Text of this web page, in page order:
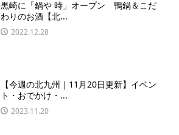
黒崎に「鍋や 時」オープン 鴨鍋＆こだ
わりのお酒【北...
2022.12.28
【今週の北九州｜11月20日更新】イベン
ト・おでかけ・...
2023.11.20